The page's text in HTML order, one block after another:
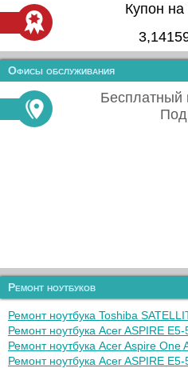
Купон на
Офисы обслуживания
Бесплатный
Ремонт ноутбуков
Ремонт ноутбука Toshiba
Ремонт ноутбука Acer ASPIRE
Ремонт ноутбука Acer Aspire One
Ремонт ноутбука Acer ASPIRE